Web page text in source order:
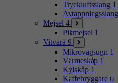
Tryckluftsslang 1
Avtappningsslang
Mejsel 4
Pikmejsel 1
Vitvara 9
Mikrovågsugn 1
Värmeskåp 1
Kylskåp 1
Kaffebryggare 6